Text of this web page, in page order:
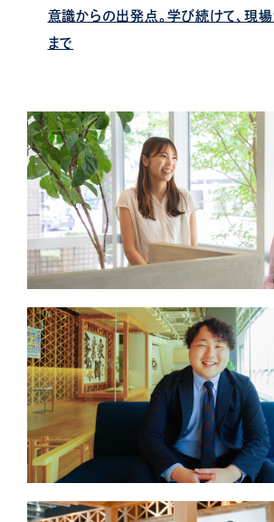
意識からの出発点。学び続けて、現
まで